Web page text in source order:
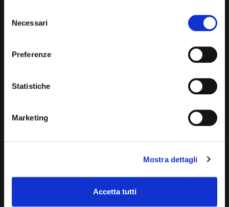
delNecessari
Preferenze
Statistiche
Marketing
Mostra dettagli
Accetta tutti
L'azienda Pavese e figli produce Blanc de Morgex et de La
Benefici e sostegni